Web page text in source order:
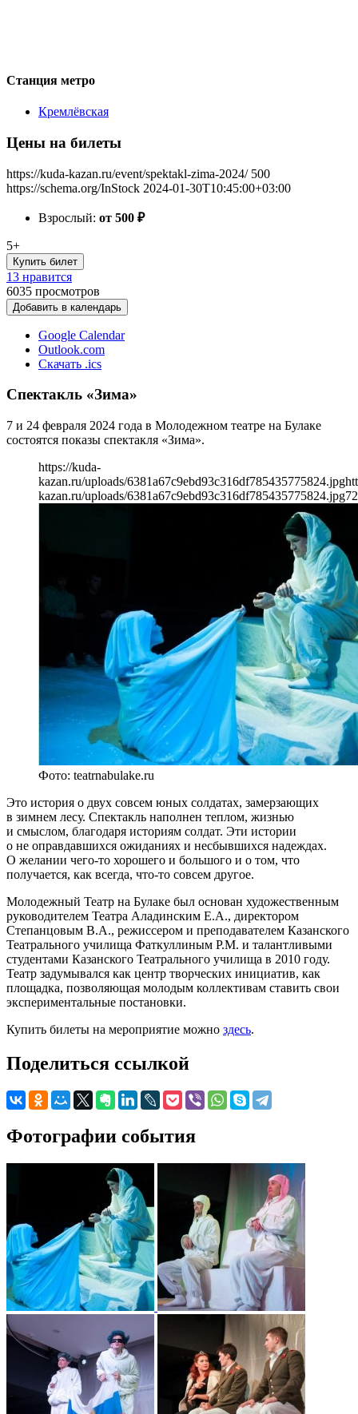
Станция метро
Кремлёвская
Цены на билеты
https://kuda-kazan.ru/event/spektakl-zima-2024/ 500
https://schema.org/InStock 2024-01-30T10:45:00+03:00
Взрослый: от 500 ₽
5+
Купить билет
13 нравится
6035 просмотров
Добавить в календарь
Google Calendar
Outlook.com
Скачать .ics
Спектакль «Зима»
7 и 24 февраля 2024 года в Молодежном театре на Булаке
состоятся показы спектакля «Зима».
https://kuda-
kazan.ru/uploads/6381a67c9ebd93c316df785435775824.jpg
kazan.ru/uploads/6381a67c9ebd93c316df785435775824.jpg
Фото: teatrnabulake.ru
Это история о двух совсем юных солдатах, замерзающих
в зимнем лесу. Спектакль наполнен теплом, жизнью
и смыслом, благодаря историям солдат. Эти истории
о не оправдавшихся ожиданиях и несбывшихся надеждах.
О желании чего-то хорошего и большого и о том, что
получается, как всегда, что-то совсем другое.
Молодежный Театр на Булаке был основан художественным
руководителем Театра Аладинским Е.А., директором
Степанцовым В.А., режиссером и преподавателем Казанского
Театрального училища Фаткуллиным Р.М. и талантливыми
студентами Казанского Театрального училища в 2010 году.
Театр задумывался как центр творческих инициатив, как
площадка, позволяющая молодым коллективам ставить свои
экспериментальные постановки.
Купить билеты на мероприятие можно здесь.
Поделиться ссылкой
Фотографии события